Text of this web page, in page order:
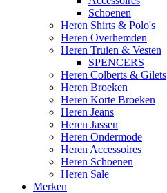
Schoenen
Heren Shirts & Polo's
Heren Overhemden
Heren Truien & Vesten
SPENCERS
Heren Colberts & Gilets
Heren Broeken
Heren Korte Broeken
Heren Jeans
Heren Jassen
Heren Ondermode
Heren Accessoires
Heren Schoenen
Heren Sale
Merken